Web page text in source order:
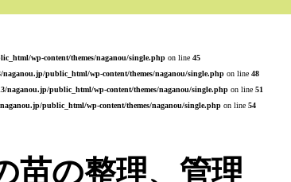
wp-content/themes/naganou/single.phpon line 45
naganou.jp/public_html/wp-content/themes/naganou/single.phpon line 48
naganou.jp/public_html/wp-content/themes/naganou/single.phpon line 51
naganou.jp/public_html/wp-content/themes/naganou/single.phpon line 54
苗の整理、管理